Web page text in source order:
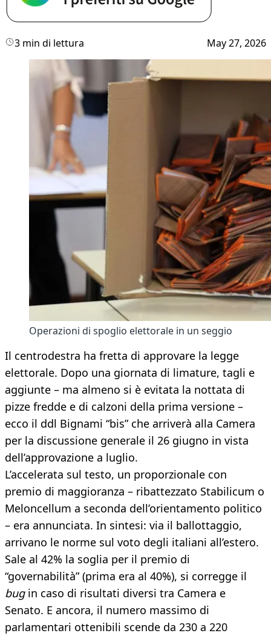
3 min di lettura May 27, 2026
Operazioni di spoglio elettorale in un seggio
Il centrodestra ha fretta di approvare la legge
elettorale. Dopo una giornata di limature, tagli e
aggiunte – ma almeno si è evitata la nottata di
pizze fredde e di calzoni della prima versione –
ecco il ddl Bignami “bis” che arriverà alla Camera
per la discussione generale il 26 giugno in vista
dell’approvazione a luglio.
L’accelerata sul testo, un proporzionale con
premio di maggioranza – ribattezzato Stabilicum o
Meloncellum a seconda dell’orientamento politico
– era annunciata. In sintesi: via il ballottaggio,
arrivano le norme sul voto degli italiani all’estero.
Sale al 42% la soglia per il premio di
“governabilità” (prima era al 40%), si corregge il
bug in caso di risultati diversi tra Camera e
Senato. E ancora, il numero massimo di
parlamentari ottenibili scende da 230 a 220